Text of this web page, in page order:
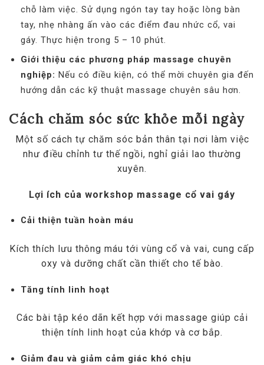
chỗ làm việc. Sử dụng ngón tay tay hoặc lòng bàn
tay, nhẹ nhàng ấn vào các điểm đau nhức cổ, vai
gáy. Thực hiện trong 5 – 10 phút.
Giới thiệu các phương pháp massage chuyên
nghiệp: Nếu có điều kiện, có thể mời chuyên gia đến
hướng dẫn các kỹ thuật massage chuyên sâu hơn.
Cách chăm sóc sức khỏe mỗi ngày
Một số cách tự chăm sóc bản thân tại nơi làm việc
như điều chỉnh tư thế ngồi, nghỉ giải lao thường
xuyên.
Lợi ích của workshop massage cổ vai gáy
Cải thiện tuần hoàn máu
Kích thích lưu thông máu tới vùng cổ và vai, cung cấp
oxy và dưỡng chất cần thiết cho tế bào.
Tăng tính linh hoạt
Các bài tập kéo dãn kết hợp với massage giúp cải
thiện tính linh hoạt của khớp và cơ bắp.
Giảm đau và giảm cảm giác khó chịu